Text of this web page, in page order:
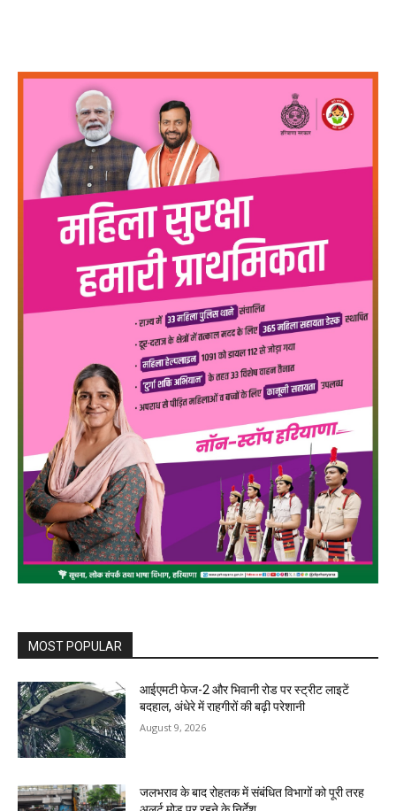
MOST POPULAR
आईएमटी फेज-2 और भिवानी रोड पर स्ट्रीट लाइटें
बदहाल, अंधेरे में राहगीरों की बढ़ी परेशानी
August 9, 2026
जलभराव के बाद रोहतक में संबंधित विभागों को पूरी तरह